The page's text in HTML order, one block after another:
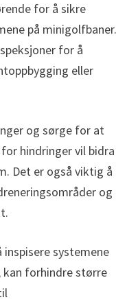
for å sikre
på minigolfbaner.
for å
eller
og sørge for at
hindringer vil bidra
Det er også viktig å
og
systemene
forhindre større